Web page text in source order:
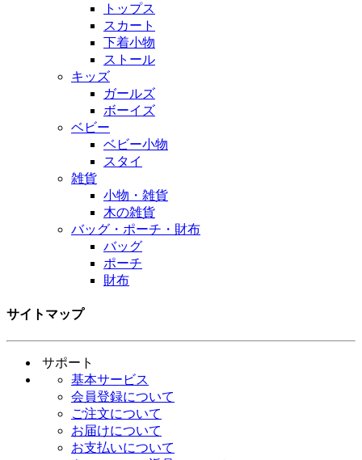
トップス
スカート
下着小物
ストール
キッズ
ガールズ
ボーイズ
ベビー
ベビー小物
スタイ
雑貨
小物・雑貨
木の雑貨
バッグ・ポーチ・財布
バッグ
ポーチ
財布
サイトマップ
サポート
基本サービス
会員登録について
ご注文について
お届けについて
お支払いについて